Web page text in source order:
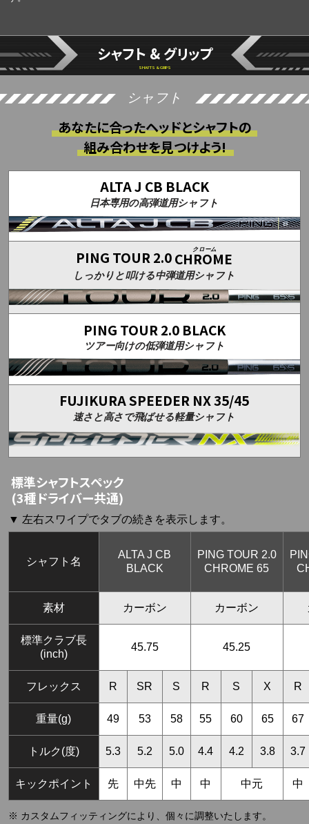
シャフト & グリップ
SHAFTS & GRIPS
シャフト
あなたに合ったヘッドとシャフトの
組み合わせを見つけよう!
ALTA J CB BLACK
日本専用の高弾道用シャフト
PING TOUR 2.0CHROME
クローム
しっかりと叩ける中弾道用シャフト
PING TOUR 2.0 BLACK
ツアー向けの低弾道用シャフト
FUJIKURA SPEEDER NX 35/45
速さと高さで飛ばせる軽量シャフト
標準シャフトスペック
(3種ドライバー共通)
▼ 左右スワイプでタブの続きを表示します。
シャフト名
ALTA J CB
BLACK
PING TOUR 2.0
CHROME 65
素材 カーボン カーボン
標準クラブ長
(inch)
45.75 45.25
フレックス R SR S R S X R
重量(g) 49 53 58 55 60 65 67
トルク(度) 5.3 5.2 5.0 4.4 4.2 3.8 3.7
キックポイント 先 中先 中 中 中元 中
※ カスタムフィッティングにより、個々に調整いたします。